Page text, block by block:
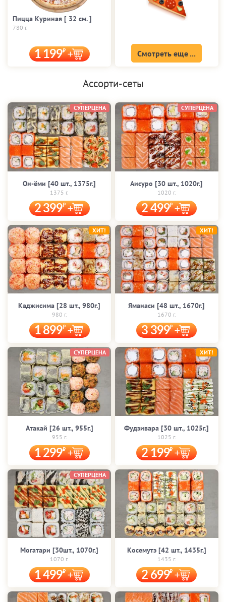
Пицца Куриная [ 32 cм. ]
780 г.
1 199 Смотреть еще ...
Ассорти-сеты
Он-ёми [40 шт., 1375г.]
1375 г.
2 399
СУПЕРЦЕНА
Аисуро [30 шт., 1020г.]
1020 г.
2 499
СУПЕРЦЕНА
Каджисима [28 шт., 980г.]
980 г.
1 899
ХИТ!
Яманаси [48 шт., 1670г.]
1670 г.
3 399
ХИТ!
Атакай [26 шт., 955г.]
955 г.
1 299
СУПЕРЦЕНА
Фудзивара [30 шт., 1025г.]
1025 г.
2 199
ХИТ!
Могатари [30шт., 1070г.]
1070 г.
1 499
СУПЕРЦЕНА
Косемутэ [42 шт., 1435г.]
1435 г.
2 699